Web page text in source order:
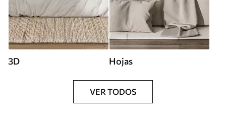
3D Hojas
VER TODOS